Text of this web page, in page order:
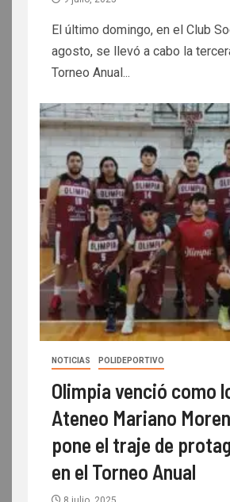
El último domingo, en el Club
agosto, se llevó a cabo la
Torneo Anual...
NOTICIAS POLIDEPORTIVO
Olimpia venció como
Ateneo Mariano
pone el traje de
en el Torneo Anual